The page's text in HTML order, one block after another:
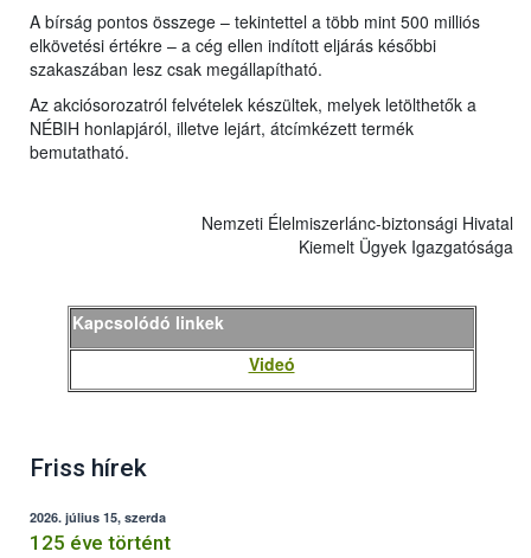
A bírság pontos összege – tekintettel a több mint 500 milliós
elkövetési értékre – a cég ellen indított eljárás későbbi
szakaszában lesz csak megállapítható.
Az akciósorozatról felvételek készültek, melyek letölthetők a
NÉBIH honlapjáról, illetve lejárt, átcímkézett termék
bemutatható.
Nemzeti Élelmiszerlánc-biztonsági Hivatal
Kiemelt Ügyek Igazgatósága
Kapcsolódó linkek
Videó
Friss hírek
2026. július 15, szerda
125 éve történt